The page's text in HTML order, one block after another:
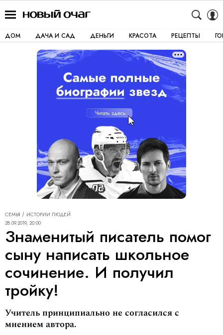
ДОМ ДАЧА И САД ДЕНЬГИ КРАСОТА РЕЦЕПТЫ
СЕМЬЯ
ИСТОРИИ ЛЮДЕЙ
28.09.2019, 20:00
Знаменитый писатель помог
сыну написать школьное
сочинение. И получил
тройку!
Учитель принципиально не согласился с
мнением автора.